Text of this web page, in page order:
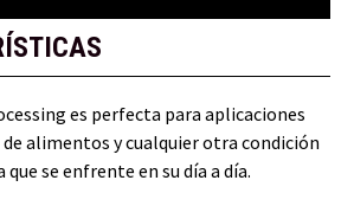
es perfecta para aplicaciones
alimentos y cualquier otra condición
que se enfrente en su día a día.